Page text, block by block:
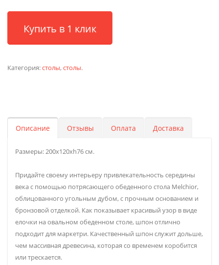
Купить в 1 клик
Категория:столы,столы.
Описание Отзывы Оплата Доставка
Размеры: 200х120хh76 см.
Придайте своему интерьеру привлекательность середины
века с помощью потрясающего обеденного стола Melchior,
облицованного угольным дубом, с прочным основанием и
бронзовой отделкой. Как показывает красивый узор в виде
елочки на овальном обеденном столе, шпон отлично
подходит для маркетри. Качественный шпон служит дольше,
чем массивная древесина, которая со временем коробится
или трескается.